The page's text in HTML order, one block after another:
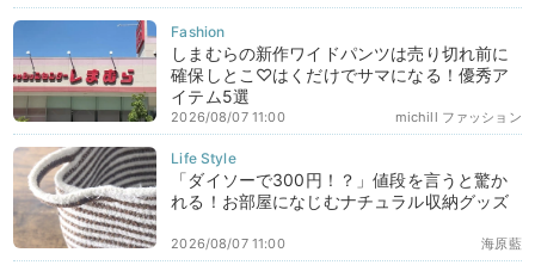
しまむらの新作ワイドパンツは売り切れ前に
確保しとこ♡はくだけでサマになる！優秀ア
イテム5選
michill ファッション
2026/08/07 11:00
「ダイソーで300円！？」値段を言うと驚か
れる！お部屋になじむナチュラル収納グッズ
海原藍
2026/08/07 11:00